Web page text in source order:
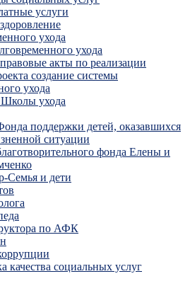
услуги
ухода
ухода
акты по реализации
создание системы
ухода
ухода
поддержки детей, оказавшихся
ситуации
фонда Елены и
Семья и дети
по АФК
качества социальных услуг